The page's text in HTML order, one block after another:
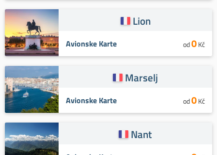
Lion
Avionske Karte od0Kč
Marselj
Avionske Karte od0Kč
Nant